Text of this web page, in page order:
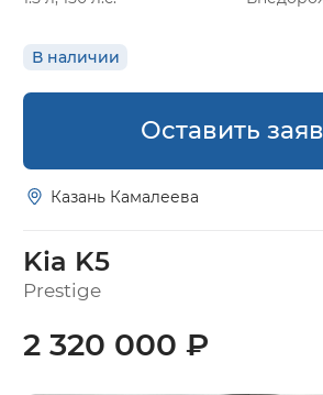
В наличии
Оставить
Казань Камалеева
Kia K5
Prestige
2 320 000 ₽